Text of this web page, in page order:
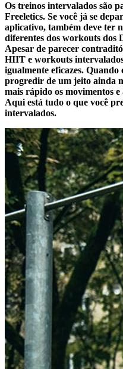
Os treinos intervalados são
Freeletics. Se você já se
aplicativo, também deve ter
diferentes dos workouts dos
Apesar de parecer
HIIT e workouts intervalados
igualmente eficazes.
progredir de um jeito ainda
mais rápido os movimentos
Aqui está tudo o que você
intervalados.